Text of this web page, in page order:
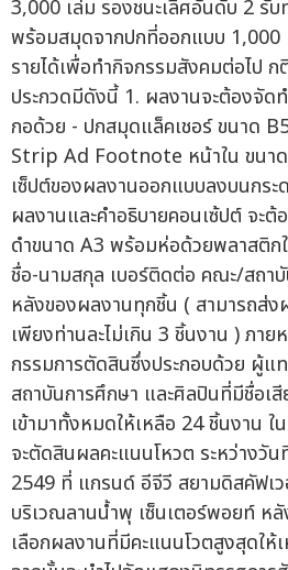
3,000 เล่ม รองชนะเลิศอันดับ 2 รั
พร้อมสมุดจากปกที่ออกแบบ 1,000
รายได้เพื่อทำกิจกรรมสังคมต่อไป ก
ประกวดมีดังนี้ 1. ผลงานจะต้องจัด
กอด้วย - ปกสมุดแล็คเชอร์ ขนาด
Strip Ad Footnote หน้าใน ขนา
เซ็ปต์ของผลงานออกแบบลงบนกร
ผลงานและคำอธิบายคอนเซ้ปต์ จะ
ดำขนาด A3 พร้อมห่อด้วยพลาสติก
ชื่อ-นามสกุล เบอร์ติดต่อ คณะ/สถา
หลังของผลงานทุกชิ้น ( สามารถส่ง
เพียงท่านละไม่เกิน 3 ชิ้นงาน ) ภา
กรรมการตัดสินซึ่งประกอบด้วย ผู้แ
สถาบันการศึกษา และศิลปินที่มีชื่อเ
เข้ามาทั้งหมดให้เหลือ 24 ชิ้นงาน
จะตัดสินผลคะแนนโหวต ระหว่างวั
2549 ที่ แกรนด์ อีจีวี สยามดิสคัฟเว
บริเวณลานน้ำพุ เซ็นเตอร์พอยท์ ห
เลือกผลงานที่มีคะแนนโวตสูงสุดให้